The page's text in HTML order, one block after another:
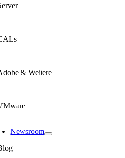
& Weitere
Newsroom